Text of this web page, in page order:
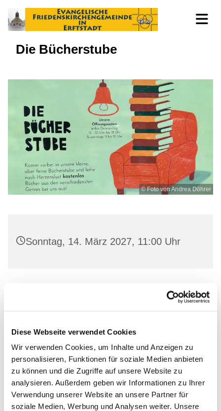
Diese Webseite verwendet Cookies
Wir verwenden Cookies, um Inhalte und Anzeigen zu
personalisieren, Funktionen für soziale Medien anbieten
zu können und die Zugriffe auf unsere Website zu
analysieren. Außerdem geben wir Informationen zu Ihrer
Verwendung unserer Website an unsere Partner für
soziale Medien, Werbung und Analysen weiter. Unsere
Die Bücherstube
© Foto von Andrea Döhrer
Sonntag, 14. März 2027, 11:00 Uhr
Leihen Sie in freundlicher Atmosphäre aktuelle
Dies könnte Sie auch
interessieren